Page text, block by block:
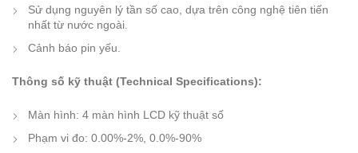
Sử dụng nguyên lý tần số cao, dựa trên công nghệ tiên tiến
nhất từ nước ngoài.
Cảnh báo pin yếu.
Thông số kỹ thuật (Technical Specifications):
Màn hình: 4 màn hình LCD kỹ thuật số
Phạm vi đo: 0.00%-2%, 0.0%-90%